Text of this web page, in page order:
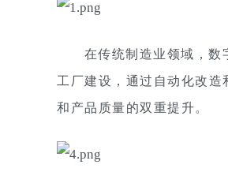
在传统制造业领域，数
工厂建设，通过自动化改
和产品质量的双重提升。